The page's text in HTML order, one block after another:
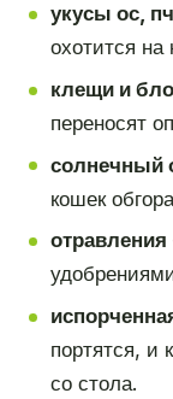
укусы ос,
охотится на
клещи и
переносят
солнечный
кошек
отравления
портятся, и
со стола.